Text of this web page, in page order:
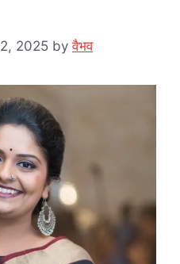
2025 byवैभव